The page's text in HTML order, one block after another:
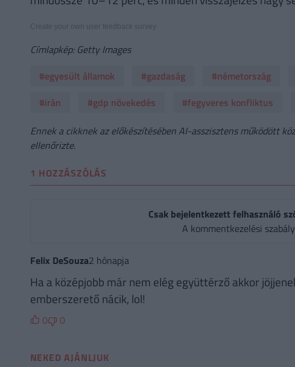
Create your own user feedback survey
Címlapkép: Getty Images
#egyesült államok
#gazdaság #németország
#irán
#gdp növekedés #fegyveres konfliktus
Ennek a cikknek az előkészítésében AI-asszisztens működött
ellenőrizte.
1 HOZZÁSZÓLÁS
Csak bejelentkezett felhasználó
A kommentkezelési
Felix DeSouza2 hónapja
Ha a középjobb már nem elég együttérző akkor
emberszerető nácik, lol!
0 0
NEKED AJÁNLJUK